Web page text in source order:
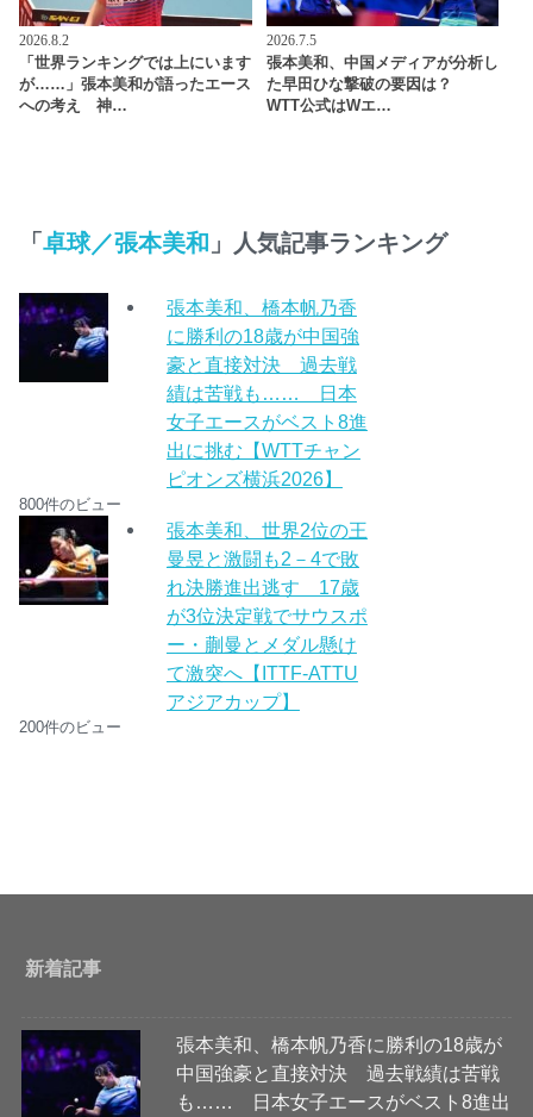
2026.8.2
「世界ランキングでは上にいます
が……」張本美和が語ったエース
への考え 神…
2026.7.5
張本美和、中国メディアが分析し
た早田ひな撃破の要因は？
WTT公式はWエ…
「卓球／張本美和 」人気記事ランキング
張本美和、橋本帆乃香
に勝利の18歳が中国強
豪と直接対決 過去戦
績は苦戦も…… 日本
女子エースがベスト8進
出に挑む【WTTチャン
ピオンズ横浜2026】
800件のビュー
張本美和、世界2位の王
曼昱と激闘も2－4で敗
れ決勝進出逃す 17歳
が3位決定戦でサウスポ
ー・蒯曼とメダル懸け
て激突へ【ITTF-ATTU
アジアカップ】
200件のビュー
新着記事
張本美和、橋本帆乃香に勝利の18歳が
中国強豪と直接対決 過去戦績は苦戦
も…… 日本女子エースがベスト8進出